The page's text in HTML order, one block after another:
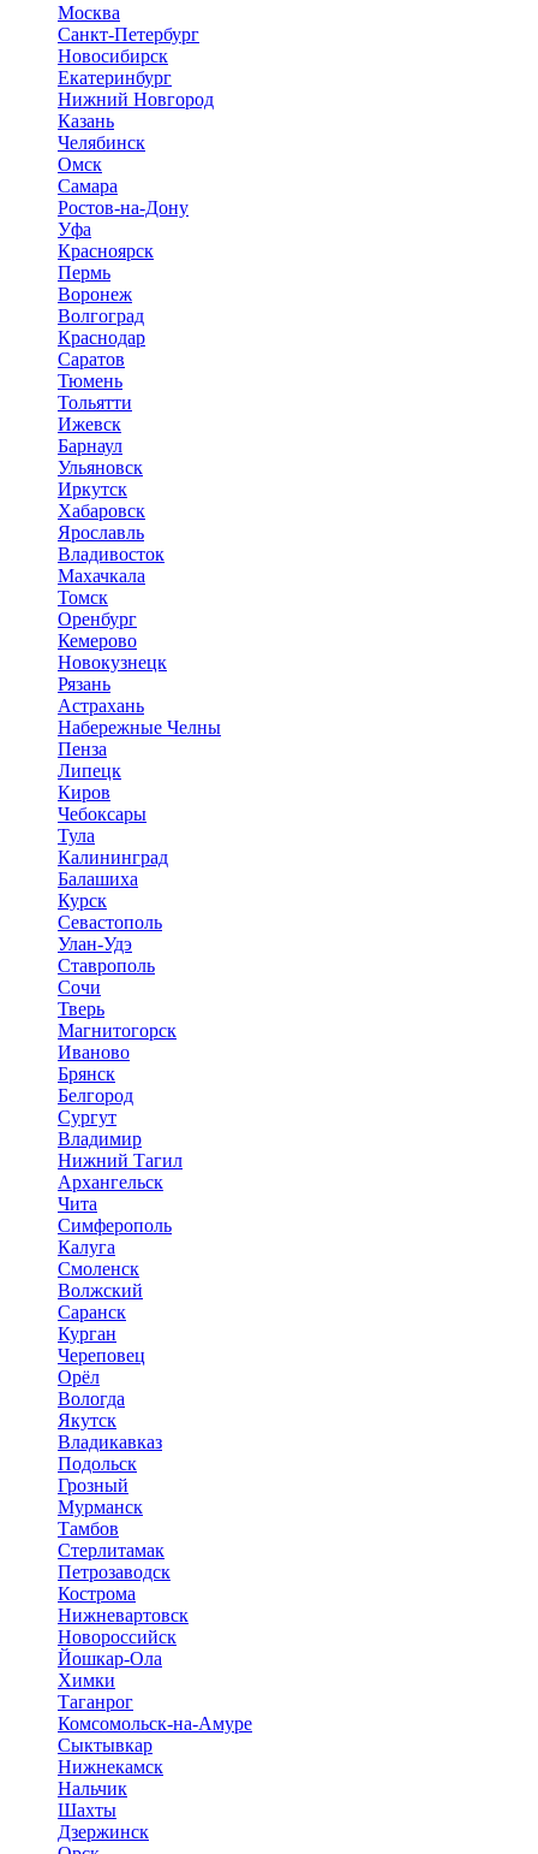
Москва
Санкт-Петербург
Новосибирск
Екатеринбург
Нижний Новгород
Казань
Челябинск
Омск
Самара
Ростов-на-Дону
Уфа
Красноярск
Пермь
Воронеж
Волгоград
Краснодар
Саратов
Тюмень
Тольятти
Ижевск
Барнаул
Ульяновск
Иркутск
Хабаровск
Ярославль
Владивосток
Махачкала
Томск
Оренбург
Кемерово
Новокузнецк
Рязань
Астрахань
Набережные Челны
Пенза
Липецк
Киров
Чебоксары
Тула
Калининград
Балашиха
Курск
Севастополь
Улан-Удэ
Ставрополь
Сочи
Тверь
Магнитогорск
Иваново
Брянск
Белгород
Сургут
Владимир
Нижний Тагил
Архангельск
Чита
Симферополь
Калуга
Смоленск
Волжский
Саранск
Курган
Череповец
Орёл
Вологда
Якутск
Владикавказ
Подольск
Грозный
Мурманск
Тамбов
Стерлитамак
Петрозаводск
Кострома
Нижневартовск
Новороссийск
Йошкар-Ола
Химки
Таганрог
Комсомольск-на-Амуре
Сыктывкар
Нижнекамск
Нальчик
Шахты
Дзержинск